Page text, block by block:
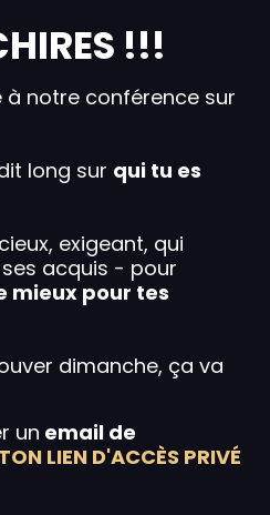
!!!
à notre conférence sur
long sur qui tu es
exigeant, qui
acquis - pour
mieux pour tes
dimanche, ça va
un email de
TON LIEN D'ACCÈS PRIVÉ